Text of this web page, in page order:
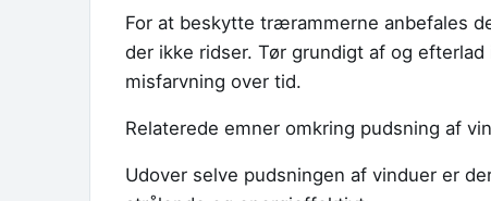
For at beskytte trærammerne anbefales
der ikke ridser. Tør grundigt af og
misfarvning over tid.
Relaterede emner omkring pudsning af
Udover selve pudsningen af vinduer er